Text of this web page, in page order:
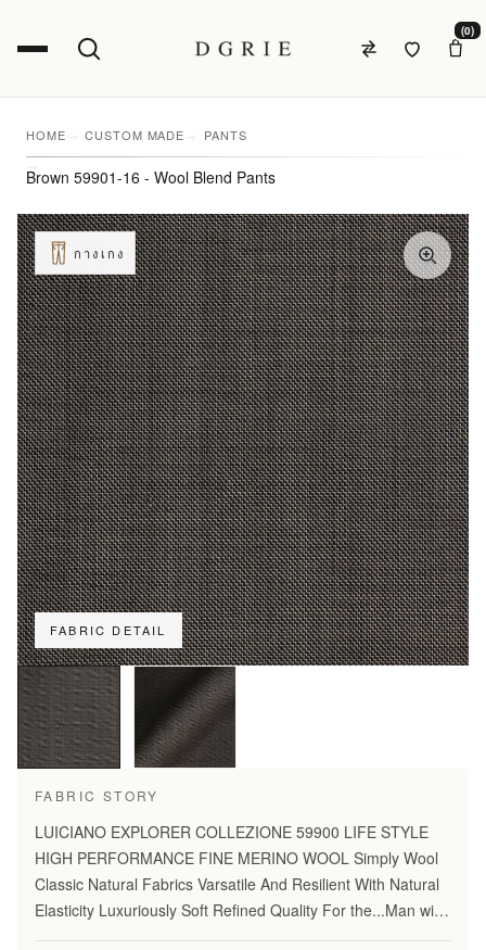
(0)
HOME CUSTOM MADE PANTS
Brown 59901-16 - Wool Blend Pants
FABRIC DETAIL
กางเกง
FABRIC STORY
LUICIANO EXPLORER COLLEZIONE 59900 LIFE STYLE
HIGH PERFORMANCE FINE MERINO WOOL Simply Wool
Classic Natural Fabrics Varsatile And Resilient With Natural
Elasticity Luxuriously Soft Refined Quality For the...Man with